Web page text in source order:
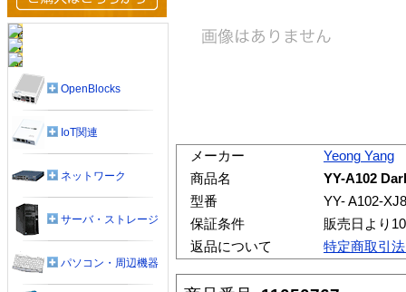
メーカー
Yeong Yang
商品名
YY-A102
型番
YY- A102-
保証条件
販売日より
返品について
特定商取引
OpenBlocks
IoT関連
ネットワーク
サーバ・ストレージ
パソコン・周辺機器